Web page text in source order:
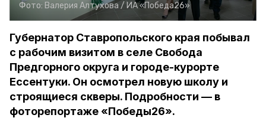
Фото: Валерия Алтухова / ИА «Победа26»
Губернатор Ставропольского края побывал
с рабочим визитом в селе Свобода
Предгорного округа и городе-курорте
Ессентуки. Он осмотрел новую школу и
строящиеся скверы. Подробности — в
фоторепортаже «Победы26».